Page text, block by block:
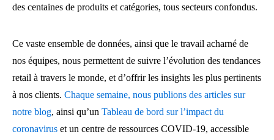
des centaines de produits et catégories, tous secteurs confondus.
Ce vaste ensemble de données, ainsi que le travail acharné de
nos équipes, nous permettent de suivre l’évolution des tendances
retail à travers le monde, et d’offrir les insights les plus pertinents
à nos clients. Chaque semaine, nous publions des articles sur
notre blog, ainsi qu’un Tableau de bord sur l’impact du
coronavirus et un centre de ressources COVID-19, accessible